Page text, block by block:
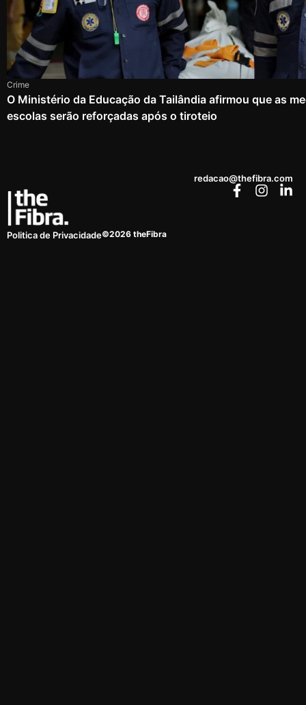
Crime
O Ministério da Educação da Tailândia afirmou que as
escolas serão reforçadas após o tiroteio
redacao@thefibra.com
Politica de Privacidade©2026 theFibra